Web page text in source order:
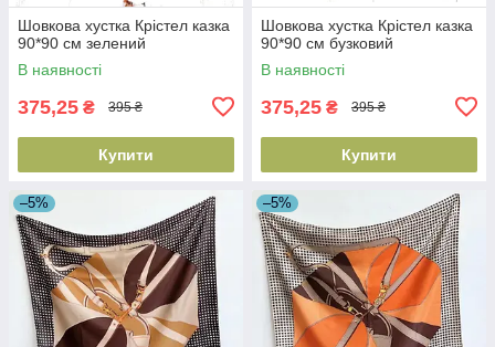
Шовкова хустка Крістел казка
90*90 см зелений
В наявності
375,25 ₴ 395 ₴
Купити
Шовкова хустка Крістел казка
90*90 см бузковий
В наявності
375,25 ₴ 395 ₴
Купити
–5% –5%